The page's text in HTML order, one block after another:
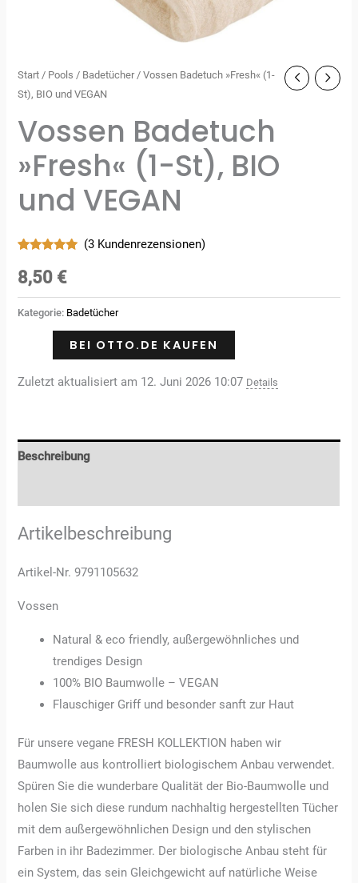
Start / Pools / Badetücher/ Vossen Badetuch »Fresh« (1-
St), BIO und VEGAN
Vossen Badetuch
»Fresh« (1-St), BIO
und VEGAN
mit5.00
von 5,
basierend
Kundenbewertungen
(3 Kundenrezensionen)
8,50 €
Kategorie: Badetücher
BEI OTTO.DE KAUFEN
Zuletzt aktualisiert am 12. Juni 2026 10:07 Details
Beschreibung
Artikelbeschreibung
Artikel-Nr. 9791105632
Vossen
Natural & eco friendly, außergewöhnliches und
trendiges Design
100% BIO Baumwolle – VEGAN
Flauschiger Griff und besonder sanft zur Haut
Für unsere vegane FRESH KOLLEKTION haben wir
Baumwolle aus kontrolliert biologischem Anbau verwendet.
Spüren Sie die wunderbare Qualität der Bio-Baumwolle und
holen Sie sich diese rundum nachhaltig hergestellten Tücher
mit dem außergewöhnlichen Design und den stylischen
Farben in ihr Badezimmer. Der biologische Anbau steht für
ein System, das sein Gleichgewicht auf natürliche Weise